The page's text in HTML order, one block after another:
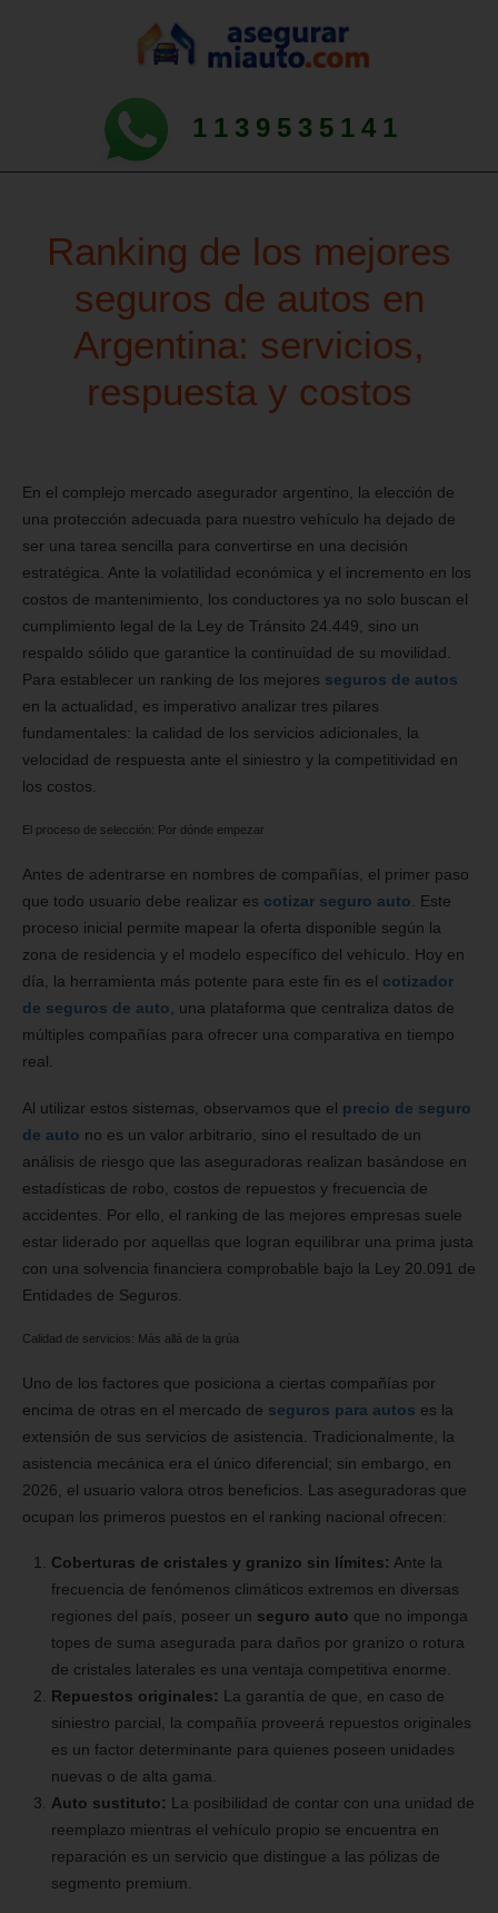
1139535141
Ranking de los mejores
seguros de autos en
Argentina: servicios,
respuesta y costos
En el complejo mercado asegurador argentino, la elección de
una protección adecuada para nuestro vehículo ha dejado de
ser una tarea sencilla para convertirse en una decisión
estratégica. Ante la volatilidad económica y el incremento en los
costos de mantenimiento, los conductores ya no solo buscan el
cumplimiento legal de la Ley de Tránsito 24.449, sino un
respaldo sólido que garantice la continuidad de su movilidad.
Para establecer un ranking de los mejores seguros de autos
en la actualidad, es imperativo analizar tres pilares
fundamentales: la calidad de los servicios adicionales, la
velocidad de respuesta ante el siniestro y la competitividad en
los costos.
El proceso de selección: Por dónde empezar
Antes de adentrarse en nombres de compañías, el primer paso
que todo usuario debe realizar es cotizar seguro auto. Este
proceso inicial permite mapear la oferta disponible según la
zona de residencia y el modelo específico del vehículo. Hoy en
día, la herramienta más potente para este fin es el cotizador
de seguros de auto, una plataforma que centraliza datos de
múltiples compañías para ofrecer una comparativa en tiempo
real.
Al utilizar estos sistemas, observamos que el precio de seguro
de auto no es un valor arbitrario, sino el resultado de un
análisis de riesgo que las aseguradoras realizan basándose en
estadísticas de robo, costos de repuestos y frecuencia de
accidentes. Por ello, el ranking de las mejores empresas suele
estar liderado por aquellas que logran equilibrar una prima justa
con una solvencia financiera comprobable bajo la Ley 20.091 de
Entidades de Seguros.
Calidad de servicios: Más allá de la grúa
Uno de los factores que posiciona a ciertas compañías por
encima de otras en el mercado de seguros para autos es la
extensión de sus servicios de asistencia. Tradicionalmente, la
asistencia mecánica era el único diferencial; sin embargo, en
2026, el usuario valora otros beneficios. Las aseguradoras que
ocupan los primeros puestos en el ranking nacional ofrecen:
Coberturas de cristales y granizo sin límites: Ante la
frecuencia de fenómenos climáticos extremos en diversas
regiones del país, poseer un seguro auto que no imponga
topes de suma asegurada para daños por granizo o rotura
de cristales laterales es una ventaja competitiva enorme.
Repuestos originales: La garantía de que, en caso de
siniestro parcial, la compañía proveerá repuestos originales
es un factor determinante para quienes poseen unidades
nuevas o de alta gama.
Auto sustituto: La posibilidad de contar con una unidad de
reemplazo mientras el vehículo propio se encuentra en
reparación es un servicio que distingue a las pólizas de
segmento premium.